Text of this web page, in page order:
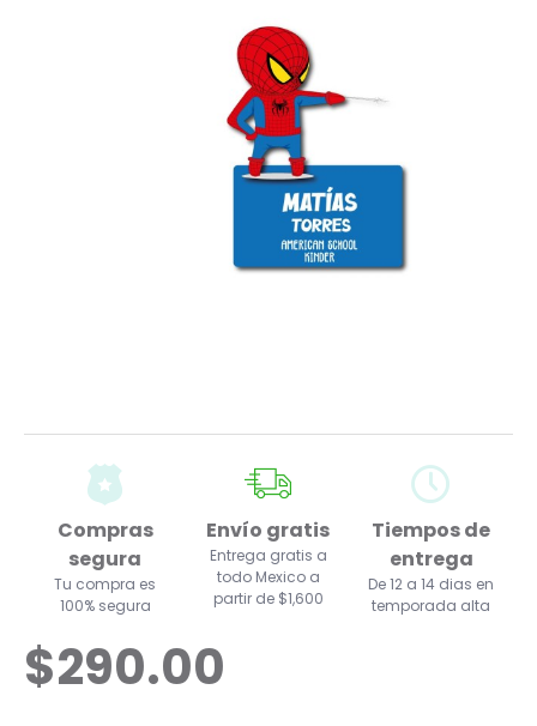
Compras
segura
Tu compra es
100% segura
Envío gratis
Entrega gratis a
todo Mexico a
partir de $1,600
Tiempos de
entrega
De 12 a 14 dias en
temporada alta
$290.00